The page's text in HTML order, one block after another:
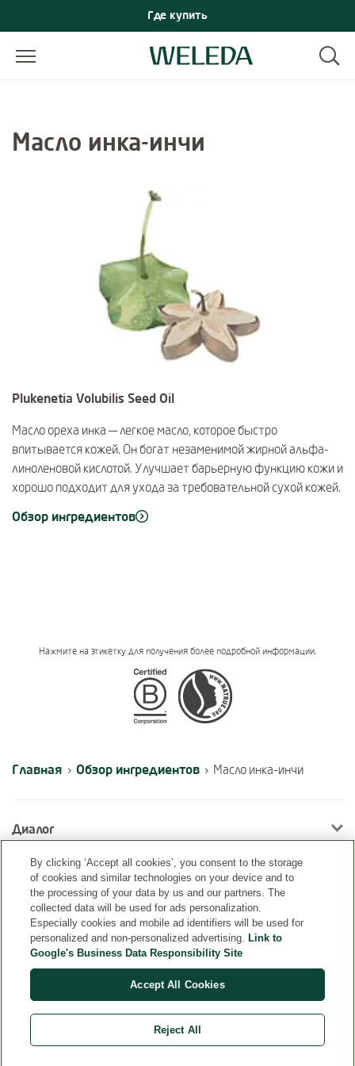
Где купить
Масло инка-инчи
Plukenetia Volubilis Seed Oil
Масло ореха инка — легкое масло, которое быстро
впитывается кожей. Он богат незаменимой жирной альфа-
линоленовой кислотой. Улучшает барьерную функцию кожи и
хорошо подходит для ухода за требовательной сухой кожей.
Обзор ингредиентов
Certifications
Нажмите на этикетку для получения более подробной информации.
Главная › Обзор ингредиентов › Масло инка-инчи
Диалог
Информация
By clicking ‘Accept all cookies’, you consent to the storage
of cookies and similar technologies on your device and to
the processing of your data by us and our partners. The
collected data will be used for ads personalization.
Especially cookies and mobile ad identifiers will be used for
personalized and non-personalized advertising. Link to
Google's Business Data Responsibility Site
Accept All Cookies
Reject All